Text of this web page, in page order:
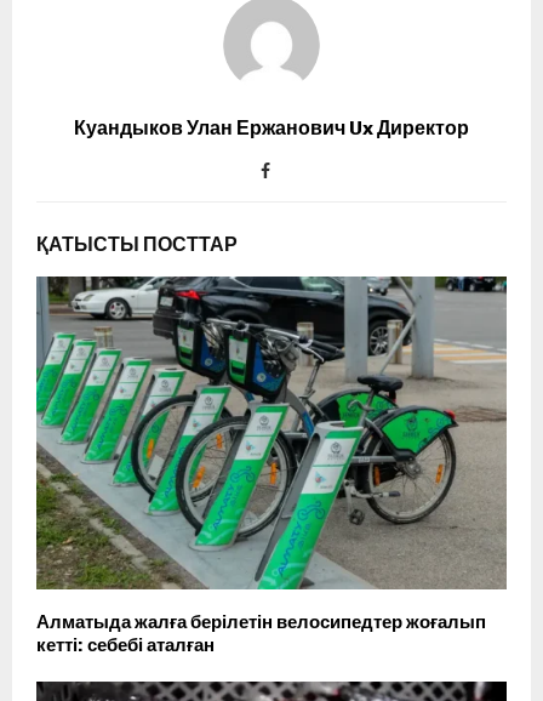
Куандыков Улан Ержанович Ux Директор
ҚАТЫСТЫ ПОСТТАР
Алматыда жалға берілетін велосипедтер жоғалып
кетті: себебі аталған